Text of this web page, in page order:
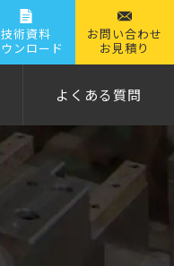
技術資料
ンロード
お問い合わせ
お見積り
よくある質問